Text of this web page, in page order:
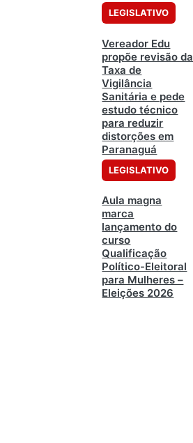
LEGISLATIVO
Vereador Edu
propõe revisão da
Taxa de
Vigilância
Sanitária e pede
estudo técnico
para reduzir
distorções em
Paranaguá
LEGISLATIVO
Aula magna
marca
lançamento do
curso
Qualificação
Político-Eleitoral
para Mulheres –
Eleições 2026